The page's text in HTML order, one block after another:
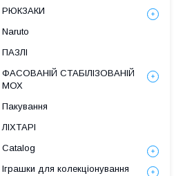
РЮКЗАКИ
Naruto
ПАЗЛІ
ФАСОВАНІЙ СТАБІЛІЗОВАНІЙ
МОХ
Пакування
ЛІХТАРІ
Catalog
Іграшки для колекціонування